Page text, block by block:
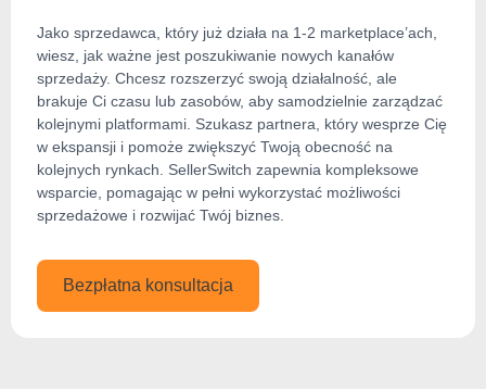
Jako sprzedawca, który już działa na 1-2 marketplace’ach,
wiesz, jak ważne jest poszukiwanie nowych kanałów
sprzedaży. Chcesz rozszerzyć swoją działalność, ale
brakuje Ci czasu lub zasobów, aby samodzielnie zarządzać
kolejnymi platformami. Szukasz partnera, który wesprze Cię
w ekspansji i pomoże zwiększyć Twoją obecność na
kolejnych rynkach. SellerSwitch zapewnia kompleksowe
wsparcie, pomagając w pełni wykorzystać możliwości
sprzedażowe i rozwijać Twój biznes.
Bezpłatna konsultacja